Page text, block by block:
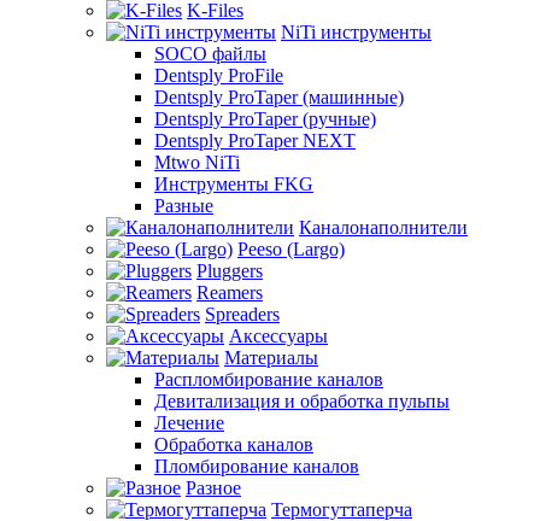
K-Files
NiTi инструменты
SOCO файлы
Dentsply ProFile
Dentsply ProTaper (машинные)
Dentsply ProTaper (ручные)
Dentsply ProTaper NEXT
Mtwo NiTi
Инструменты FKG
Разные
Каналонаполнители
Peeso (Largo)
Pluggers
Reamers
Spreaders
Аксессуары
Материалы
Распломбирование каналов
Девитализация и обработка пульпы
Лечение
Обработка каналов
Пломбирование каналов
Разное
Термогуттаперча